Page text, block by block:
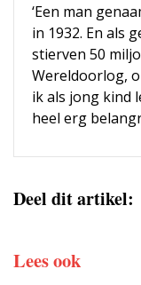
‘Een man
in 1932. En als
stierven 50
Wereldoorlog,
ik als jong kind
heel erg
Deel dit artikel:
Lees ook